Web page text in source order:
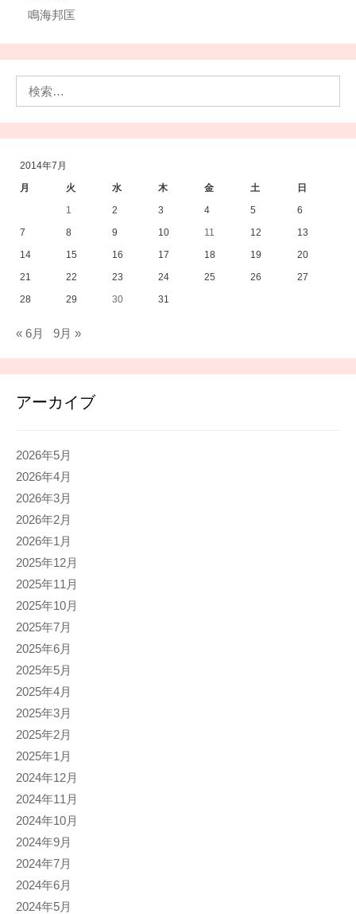
鳴海邦匡
2014年7月
月
火 水 木 金 土
日
1
2 3 4 5
6
7
8 9 10 11 12
13
14
15 16 17 18 19
20
21
22 23 24 25 26
27
28
29 30 31
« 6月 9月 »
アーカイブ
2026年5月
2026年4月
2026年3月
2026年2月
2026年1月
2025年12月
2025年11月
2025年10月
2025年7月
2025年6月
2025年5月
2025年4月
2025年3月
2025年2月
2025年1月
2024年12月
2024年11月
2024年10月
2024年9月
2024年7月
2024年6月
2024年5月